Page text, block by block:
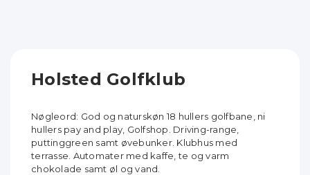
Holsted Golfklub
Nøgleord: God og naturskøn 18 hullers golfbane, ni
hullers pay and play, Golfshop. Driving-range,
puttinggreen samt øvebunker. Klubhus med
terrasse. Automater med kaffe, te og varm
chokolade samt øl og vand.